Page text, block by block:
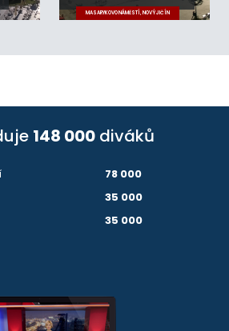
MASARYKOVO NÁMĚSTÍ, NOVÝ JIČÍN
148 000 diváků
78 000
35 000
35 000